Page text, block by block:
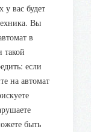
у вас будет
Вы
в
такой
если
на автомат
быть